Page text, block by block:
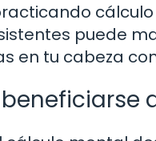
puede
en tu cabeza